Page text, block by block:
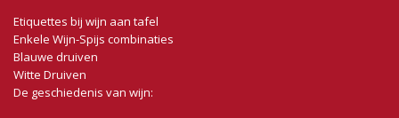
Etiquettes bij wijn aan tafel
Enkele Wijn-Spijs combinaties
Blauwe druiven
Witte Druiven
De geschiedenis van wijn: